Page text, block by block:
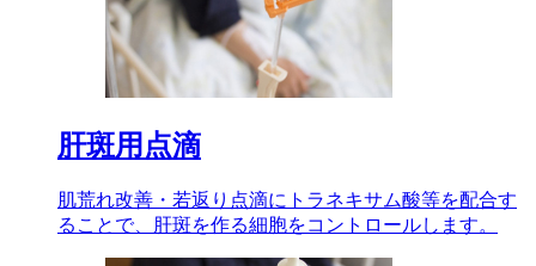
肝斑用点滴
肌荒れ改善・若返り点滴にトラネキサム酸等を配合す
ることで、肝斑を作る細胞をコントロールします。